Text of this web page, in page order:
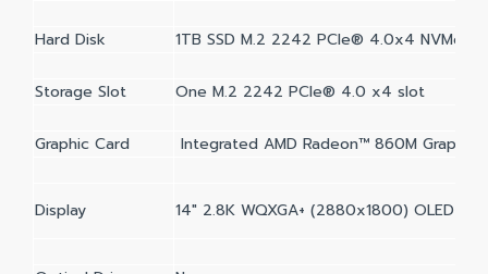
Hard Disk 1TB SSD M.2 2242 PCIe® 4.0x4 NVMe®
Storage Slot One M.2 2242 PCIe® 4.0 x4 slot
Graphic Card Integrated AMD Radeon™ 860M Graphics
Display 14" 2.8K WQXGA+ (2880x1800) OLED